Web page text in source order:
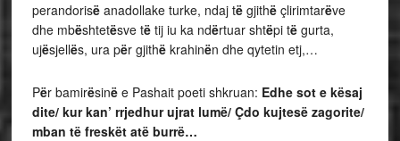
perandorisëanadollake turke, ndaj tëgjithëçlirimtarëve
dhe mbështetësve të tij iu ka ndërtuar shtëpi tëgurta,
ujësjellës, ura për gjithëkrahinën dhe qytetin etj,…
Për bamirësinëe Pashait poeti shkruan: Edhe sot e kësaj
dite/ kur kan’ rrjedhur ujrat lumë/ Çdo kujtesë zagorite/
mban të freskët atë burrë…